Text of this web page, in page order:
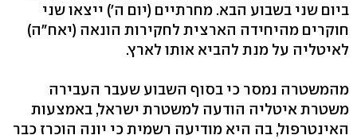
ביום שני בשבוע הבא. מחרתיים (יום ה') ייצאו שני
חוקרים מהיחידה הארצית לחקירות הונאה (יאח"ה)
לאיטליה על מנת להביא אותו לארץ.
מהמשטרה נמסר כי בסוף השבוע שעבר העבירה
משטרת איטליה הודעה למשטרת ישראל, באמצעות
האינטרפול, בה היא מודיעה רשמית כי יונה הוכרז כבר